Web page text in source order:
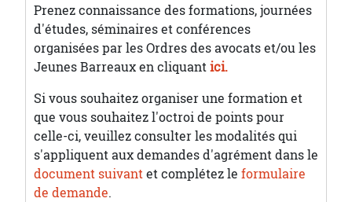
Prenez connaissance des formations, journées
d'études, séminaires et conférences
organisées par les Ordres des avocats et/ou les
Jeunes Barreaux en cliquantici.
Si vous souhaitez organiser une formation et
que vous souhaitez l'octroi de points pour
celle-ci, veuillez consulter les modalités qui
s'appliquent aux demandes d'agrément dans le
document suivantet complétez le formulaire
de demande.